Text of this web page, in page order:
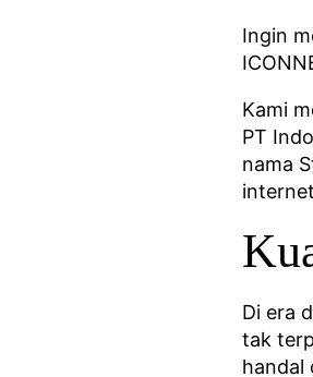
Ingin
Kami
PT
nama
Di era
tak
handal